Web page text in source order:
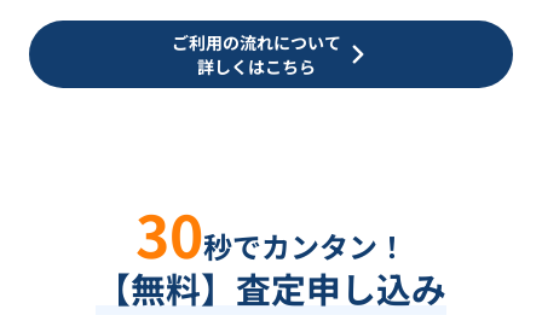
ご利用の流れについて
詳しくはこちら
30秒でカンタン！
【無料】査定申し込み